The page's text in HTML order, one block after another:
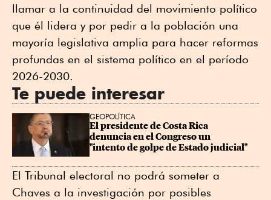
llamar a la continuidad del movimiento político
que él lidera y por pedir a la población una
mayoría legislativa amplia para hacer reformas
profundas en el sistema político en el período
2026-2030.
Te puede interesar
GEOPOLÍTICA
El presidente de Costa Rica
denuncia en el Congreso un
"intento de golpe de Estado judicial"
El Tribunal electoral no podrá someter a
Chaves a la investigación por posibles